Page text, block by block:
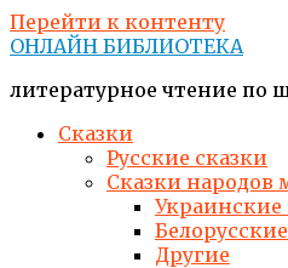
Перейти к контенту
ОНЛАЙН БИБЛИОТЕКА
литературное чтение по
Сказки
Русские сказки
Сказки народов
Украинские
Другие